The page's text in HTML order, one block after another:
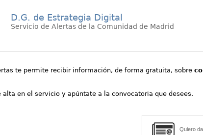
D.G. de Estrategia Digital
Servicio de Alertas de la Comunidad de Madrid
te permite recibir información, de forma gratuita, sobre
alta en el servicio y apúntate a la convocatoria que desees.
Quiero